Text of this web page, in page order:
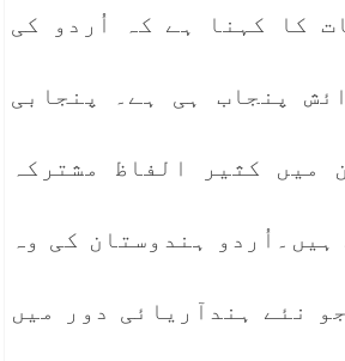
کا کہنا ہے کہ اُردو کی
پنجاب ہی ہے۔ پنجابی
میں کثیر الفاظ مشترکہ
ہندوستان کی وہ
نئے ہندآریائی دور میں